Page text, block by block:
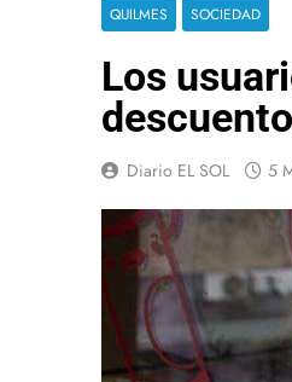
QUILMES SOCIEDAD
Los
Diario EL SOL 5